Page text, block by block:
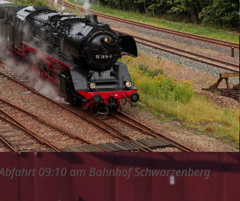
09:10 am Bahnhof Schwarzenberg